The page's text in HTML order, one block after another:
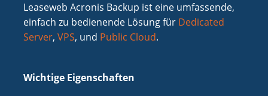
Leaseweb Acronis Backup ist eine umfassende,
einfach zu bedienende Lösung für Dedicated
Server, VPS, und Public Cloud.
Wichtige Eigenschaften